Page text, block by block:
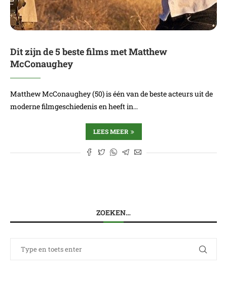
Dit zijn de 5 beste films met Matthew
McConaughey
Matthew McConaughey (50) is één van de beste acteurs uit de
moderne filmgeschiedenis en heeft in…
LEES MEER
ZOEKEN…